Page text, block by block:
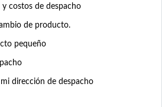
y costos de despacho
de producto.
pequeño
dirección de despacho